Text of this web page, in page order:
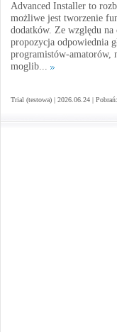
Advanced Installer to
możliwe jest tworzenie
dodatków. Ze względu na
propozycja odpowiednia
programistów-amatorów,
moglib...
Trial (testowa) | 2026.06.24 |